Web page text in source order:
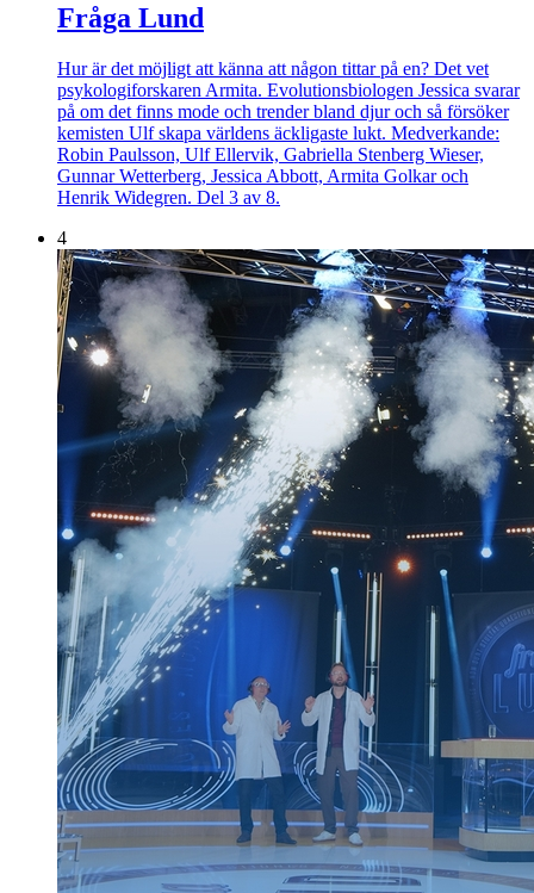
Fråga Lund
Hur är det möjligt att känna att någon tittar på en? Det vet
psykologiforskaren Armita. Evolutionsbiologen Jessica svarar
på om det finns mode och trender bland djur och så försöker
kemisten Ulf skapa världens äckligaste lukt. Medverkande:
Robin Paulsson, Ulf Ellervik, Gabriella Stenberg Wieser,
Gunnar Wetterberg, Jessica Abbott, Armita Golkar och
Henrik Widegren. Del 3 av 8.
4